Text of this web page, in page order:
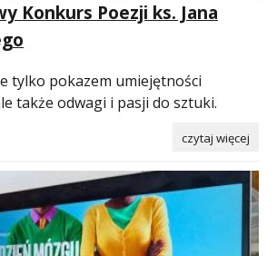
Konkurs Poezji ks. Jana
tylko pokazem umiejętności
także odwagi i pasji do sztuki.
czytaj więcej